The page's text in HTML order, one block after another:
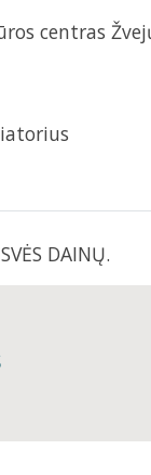
centras
DAINŲ.